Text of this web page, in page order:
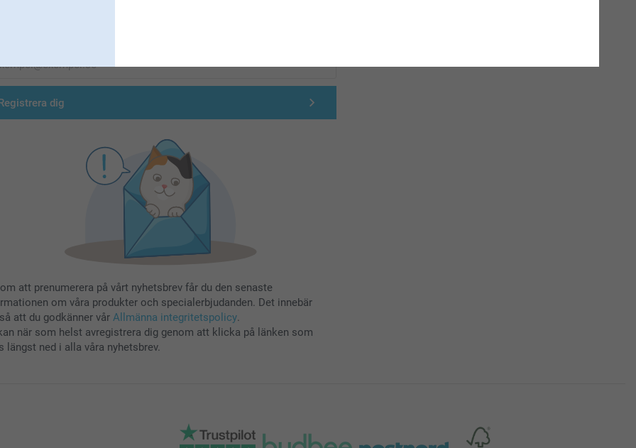
dig
att prenumerera på vårt nyhetsbrev får du den senaste
om våra produkter och specialerbjudanden. Det innebär
att du godkänner vår Allmänna integritetspolicy.
när som helst avregistrera dig genom att klicka på länken som
längst ned i alla våra nyhetsbrev.